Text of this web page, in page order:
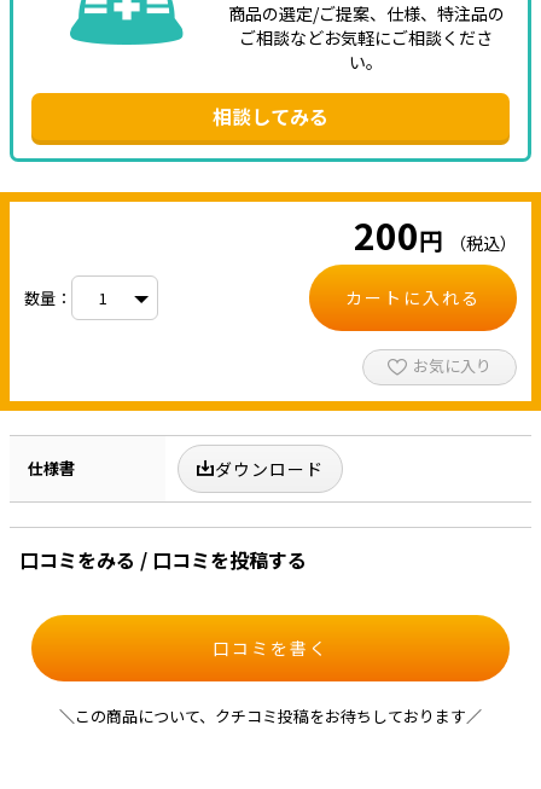
商品の選定/ご提案、仕様、特注品の
ご相談などお気軽にご相談くださ
い。
相談してみる
200円 （税込）
数量： カートに入れる
お気に入り
仕様書 ダウンロード
口コミをみる / 口コミを投稿する
口コミを書く
＼この商品について、クチコミ投稿をお待ちしております／